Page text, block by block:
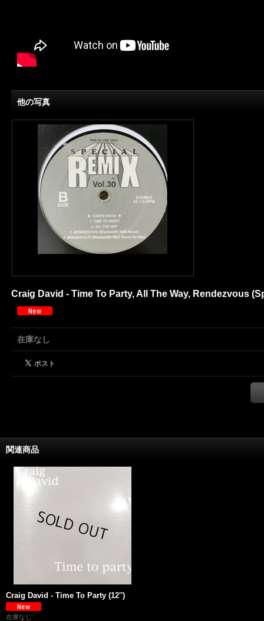
他の写真
Craig David - Time To Party, All The Way, Rendezvous
在庫なし
関連商品
Craig David - Time To Party (12'')
在庫なし